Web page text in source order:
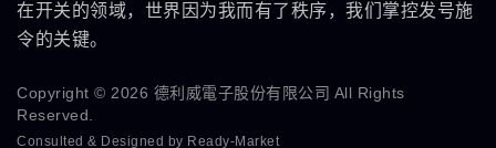
在开关的领域，世界因为我而有了秩序，我们掌控发号施
令的关键。
Copyright © 2026 德利威電子股份有限公司 All Rights
Reserved.
Consulted & Designed by Ready-Market